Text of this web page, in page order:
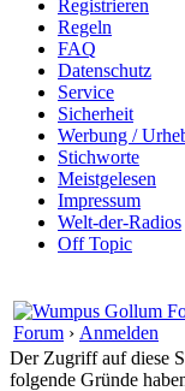
Registrieren
Regeln
FAQ
Datenschutz
Service
Sicherheit
Werbung /
Stichworte
Meistgelesen
Impressum
Welt-der-Radios
Off Topic
Forum › Anmelden
Der Zugriff auf diese
folgende Gründe